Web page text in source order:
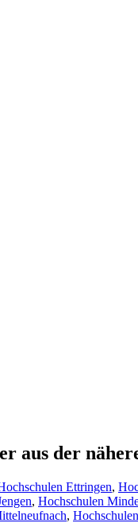
aus der
Ettringen,
, Hochschulen
,